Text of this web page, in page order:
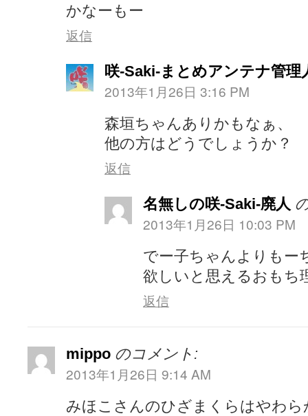
かなーもー
返信
咲-Saki-まとめアンテナ管理
2013年1月26日 3:16 PM
森垣ちゃんありかもなぁ、
他の方はどうでしょうか？
返信
名無しの咲-Saki-廃人
2013年1月26日 10:03 PM
でー子ちゃんよりもー
欲しいと思えるおもち
返信
mippo のコメント:
2013年1月26日 9:14 AM
みほこさんのひざまくらはやわ